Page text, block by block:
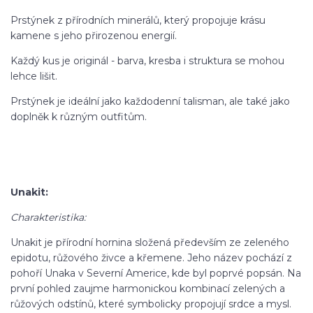
Prstýnek z přírodních minerálů, který propojuje krásu
kamene s jeho přirozenou energií.
Každý kus je originál - barva, kresba i struktura se mohou
lehce lišit.
Prstýnek je ideální jako každodenní talisman, ale také jako
doplněk k různým outfitům.
Unakit:
Charakteristika:
Unakit je přírodní hornina složená především ze zeleného
epidotu, růžového živce a křemene. Jeho název pochází z
pohoří Unaka v Severní Americe, kde byl poprvé popsán. Na
první pohled zaujme harmonickou kombinací zelených a
růžových odstínů, které symbolicky propojují srdce a mysl.